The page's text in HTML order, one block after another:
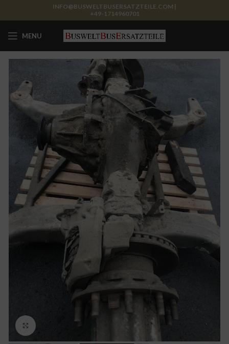
INFO@BUSWELTBUSERSATZTEILE.COM |
+49-1714960701
MENU